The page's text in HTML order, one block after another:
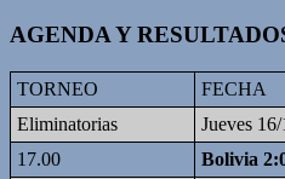
AGENDA Y
TORNEO
FECHA
Eliminatorias
Jueves
17.00
Bolivia